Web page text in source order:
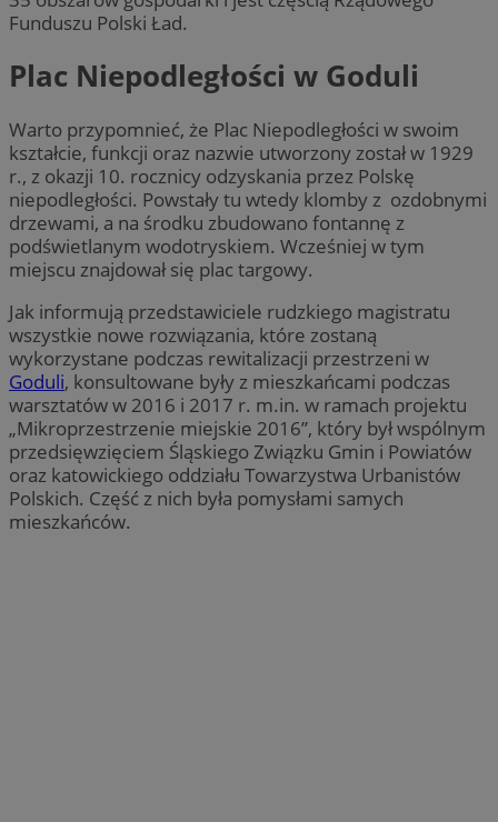
Funduszu Polski Ład.
Plac Niepodległości w Goduli
Warto przypomnieć, że Plac Niepodległości w swoim
kształcie, funkcji oraz nazwie utworzony został w 1929
r., z okazji 10. rocznicy odzyskania przez Polskę
niepodległości. Powstały tu wtedy klomby z ozdobnymi
drzewami, a na środku zbudowano fontannę z
podświetlanym wodotryskiem. Wcześniej w tym
miejscu znajdował się plac targowy.
Jak informują przedstawiciele rudzkiego magistratu
wszystkie nowe rozwiązania, które zostaną
wykorzystane podczas rewitalizacji przestrzeni w
Goduli, konsultowane były z mieszkańcami podczas
warsztatów w 2016 i 2017 r. m.in. w ramach projektu
„Mikroprzestrzenie miejskie 2016”, który był wspólnym
przedsięwzięciem Śląskiego Związku Gmin i Powiatów
oraz katowickiego oddziału Towarzystwa Urbanistów
Polskich. Część z nich była pomysłami samych
mieszkańców.